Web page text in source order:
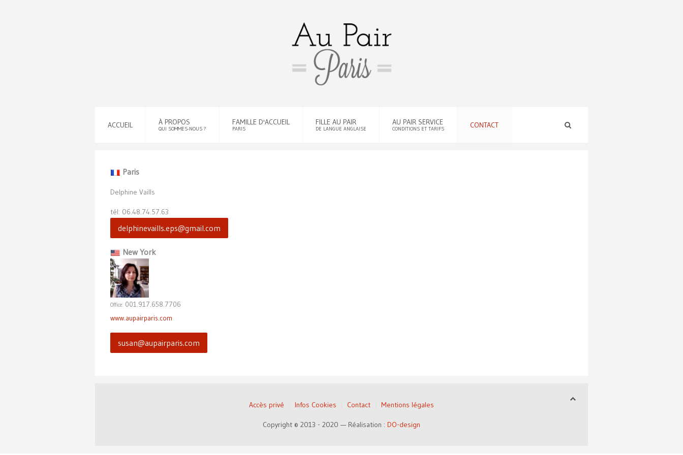
ACCUEIL À PROPOS
QUI SOMMES-NOUS ?
FAMILLE D'ACCUEIL
PARIS
FILLE AU PAIR
DE LANGUE ANGLAISE
AU PAIR SERVICE
CONDITIONS ET TARIFS CONTACT
Paris
Delphine Vaills
tél: 06.48.74.57.63
delphinevaills.eps@gmail.com
New York
Office: 001.917.658.7706
www.aupairparis.com
susan@aupairparis.com
Accès privé Infos Cookies Contact Mentions légales
Copyright © 2013 - 2020 — Réalisation : DO-design